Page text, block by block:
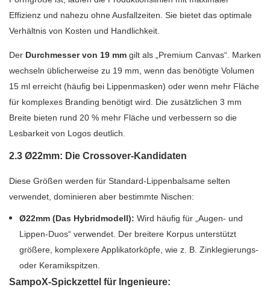
Effizienz und nahezu ohne Ausfallzeiten. Sie bietet das optimale
Verhältnis von Kosten und Handlichkeit.
Der Durchmesser von 19 mm gilt als „Premium Canvas“. Marken
wechseln üblicherweise zu 19 mm, wenn das benötigte Volumen
15 ml erreicht (häufig bei Lippenmasken) oder wenn mehr Fläche
für komplexes Branding benötigt wird. Die zusätzlichen 3 mm
Breite bieten rund 20 % mehr Fläche und verbessern so die
Lesbarkeit von Logos deutlich.
2.3 Ø22mm: Die Crossover-Kandidaten
Diese Größen werden für Standard-Lippenbalsame selten
verwendet, dominieren aber bestimmte Nischen:
Ø22mm (Das Hybridmodell): Wird häufig für „Augen- und
Lippen-Duos“ verwendet. Der breitere Korpus unterstützt
größere, komplexere Applikatorköpfe, wie z. B. Zinklegierungs-
oder Keramikspitzen.
SampoX-Spickzettel für Ingenieure: